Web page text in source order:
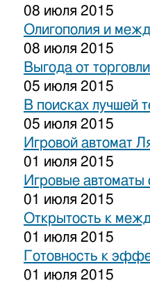
08 июля 2015
Олигополия и
08 июля 2015
Выгода от
05 июля 2015
В поисках лучшей
05 июля 2015
Игровой автомат
01 июля 2015
Игровые автоматы
01 июля 2015
Открытость к
01 июля 2015
Готовность к
01 июля 2015